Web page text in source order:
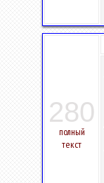
280
полный
текст